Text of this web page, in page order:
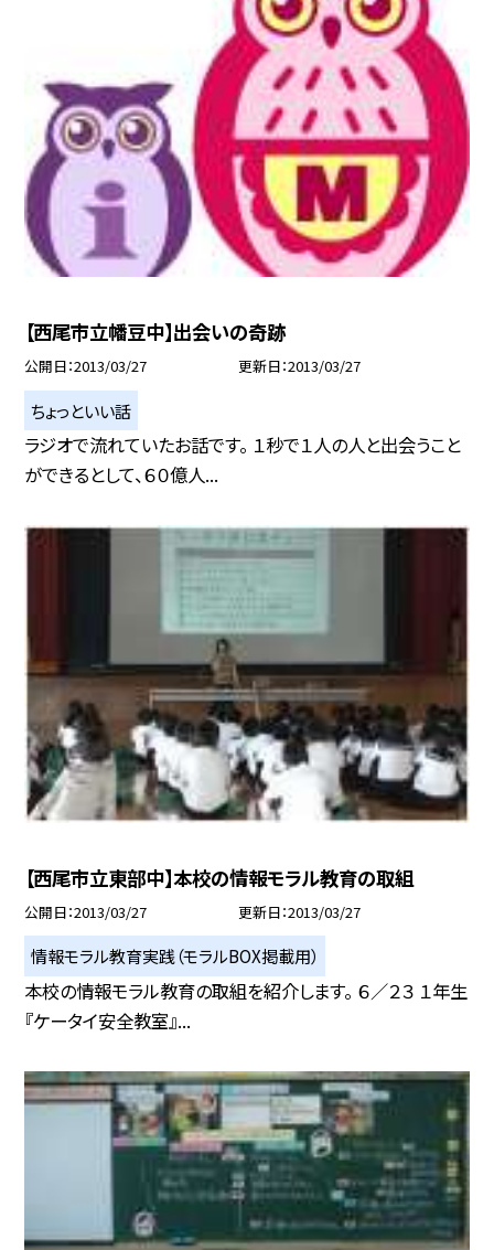
【西尾市立幡豆中】出会いの奇跡
公開日 2013/03/27 更新日 2013/03/27
ちょっといい話
ラジオで流れていたお話です。 １秒で１人の人と出会うこと
ができるとして、６０億人...
【西尾市立東部中】本校の情報モラル教育の取組
公開日 2013/03/27 更新日 2013/03/27
情報モラル教育実践（モラルBOX掲載用）
本校の情報モラル教育の取組を紹介します。 ６／２３ １年生
『ケータイ安全教室』...